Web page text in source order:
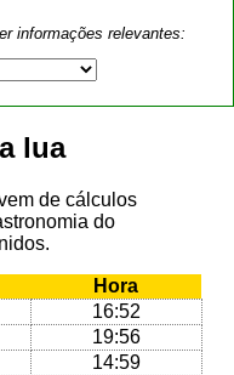
informações relevantes:
lua
de cálculos
do
Hora
16:52
19:56
14:59